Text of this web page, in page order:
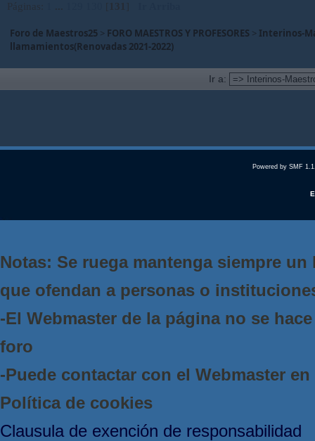
Páginas: 131
Foro de Maestros25> FORO MAESTROS Y PROFESORES > Interinos-
llamamientos(Renovadas 2021-2022)
Ir a:
Powered by SMF
Notas: Se ruega mantenga siempre
que ofendan a personas o
-El Webmaster de la página no se
foro
-Puede contactar con el Webmaster
Política de cookies
Clausula de exención de responsabilidad